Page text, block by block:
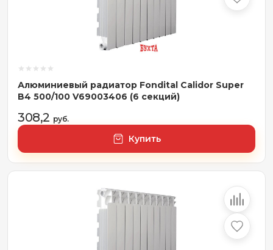
Алюминиевый радиатор Fondital Calidor Super
B4 500/100 V69003406 (6 секций)
308,2 руб.
Купить